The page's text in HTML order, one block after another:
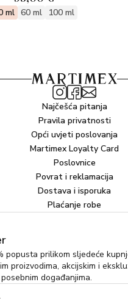
ml 60 ml 100 ml
Najčešća pitanja
Pravila privatnosti
Opći uvjeti poslovanja
Martimex Loyalty Card
Poslovnice
Povrat i reklamacija
Dostava i isporuka
Plaćanje robe
popusta prilikom sljedeće
proizvodima, akcijskim i
događanjima.